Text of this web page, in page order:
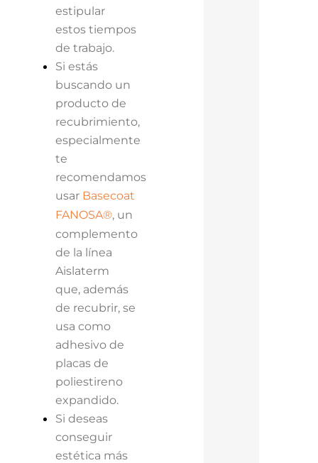
estipular
estos tiempos
de trabajo.
Si estás
buscando un
producto de
recubrimiento,
especialmente
te
recomendamos
usar Basecoat
FANOSA®, un
complemento
de la línea
Aislaterm
que, además
de recubrir, se
usa como
adhesivo de
placas de
poliestireno
expandido.
Si deseas
conseguir
estética más